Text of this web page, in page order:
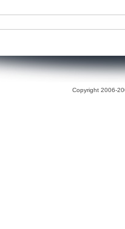
Copyright 2006-